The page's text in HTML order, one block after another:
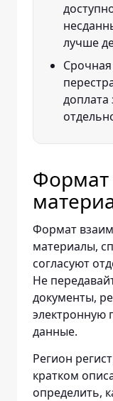
лучше
доплата
Формат
Формат
материалы,
согласуют
Не
документы,
электронную
данные.
Регион
кратком
определить,